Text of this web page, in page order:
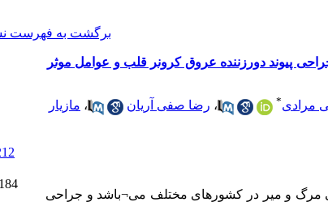
برگشت به فهرست
پیوند دورزننده عروق کرونر قلب و عوامل موثر
مرادی* ، رضا صفی آریان ، مازیار
مرگ و میر در کشورهای مختلف می¬باشد و جراحی